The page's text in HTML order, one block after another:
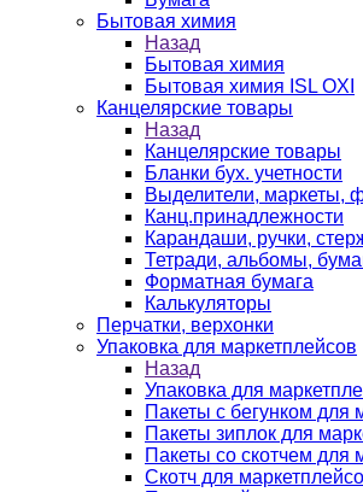
Бытовая химия
Назад
Бытовая химия
Бытовая химия ISL OXI
Канцелярские товары
Назад
Канцелярские товары
Бланки бух. учетности
Выделители, маркеты,
Канц.принадлежности
Карандаши, ручки,
Тетради, альбомы,
Форматная бумага
Калькуляторы
Перчатки, верхонки
Упаковка для маркетплейсов
Назад
Упаковка для
Пакеты с бегунком для
Пакеты зиплок для
Пакеты со скотчем для
Скотч для